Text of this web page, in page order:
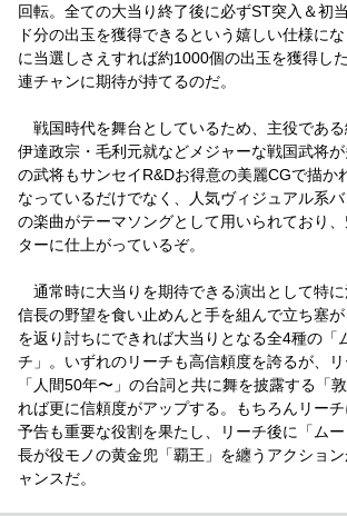
回転。全ての大当り終了後に必ずST突入＆初
ド分の出玉を獲得できるという嬉しい仕様に
に当選しさえすれば約1000個の出玉を獲得し
連チャンに期待が持てるのだ。
戦国時代を舞台としているため、主役である
伊達政宗・毛利元就などメジャーな戦国武将
の武将もサンセイR&Dお得意の美麗CGで描か
なっているだけでなく、人気ヴィジュアル系
の楽曲がテーマソングとして用いられており
ターに仕上がっているぞ。
通常時に大当りを期待できる演出として特に
信長の野望を食い止めんと手を組んで立ち塞
を返り討ちにできれば大当りとなる全4種の「
チ」。いずれのリーチも高信頼度を誇るが、
「人間50年〜」の台詞と共に舞を披露する「
れば更に信頼度がアップする。もちろんリー
予告も重要な役割を果たし、リーチ後に「ム
長が役モノの黄金兜「覇王」を纏うアクショ
ャンスだ。